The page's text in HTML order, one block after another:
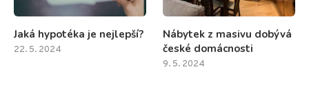
Jaká hypotéka je nejlepší?
22. 5. 2024
Nábytek z masivu dobývá
české domácnosti
9. 5. 2024